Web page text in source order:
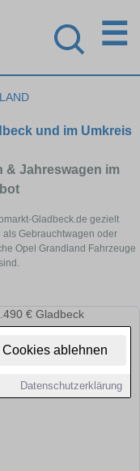
ablehnen
Datenschutzerklärung
☰
und im Umkreis
& Jahreswagen im
Gladbeck.de gezielt
Gebrauchtwagen oder
Opel Grandland Fahrzeuge